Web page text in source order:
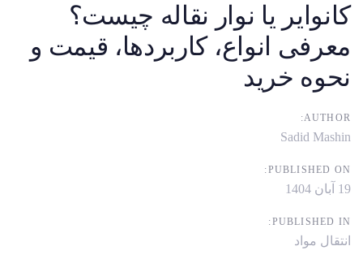
کانوایر یا نوار نقاله چیست؟
معرفی انواع، کاربردها، قیمت و
نحوه خرید
AUTHOR:
Sadid Mashin
PUBLISHED ON:
19 آبان 1404
PUBLISHED IN:
انتقال مواد